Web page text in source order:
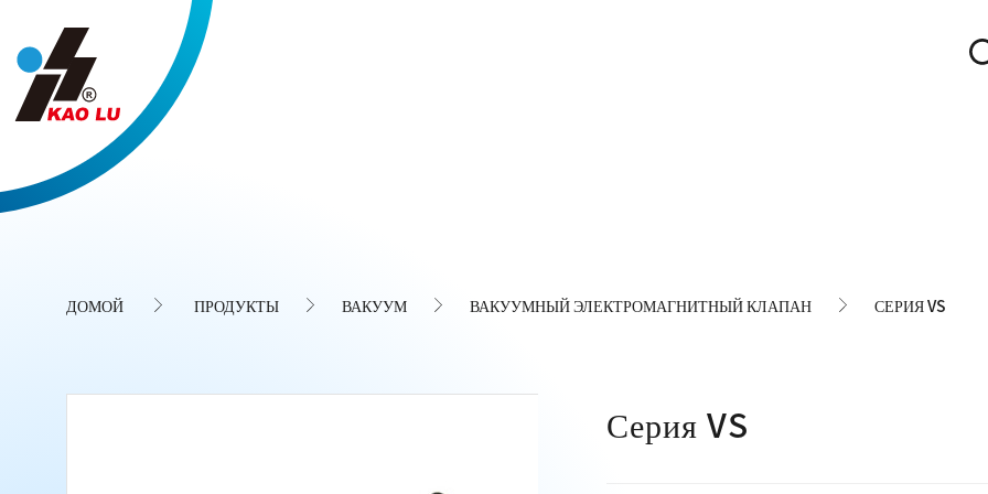
ДОМОЙ ПРОДУКТЫ ВАКУУМ ВАКУУМНЫЙ ЭЛЕКТРОМАГНИТНЫЙ КЛАПАН СЕРИЯ VS
Серия VS
Панель управления cookies